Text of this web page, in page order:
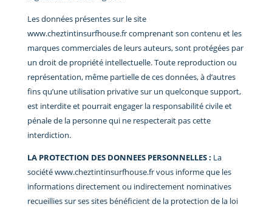
Les données présentes sur le site
www.cheztintinsurfhouse.fr comprenant son contenu et les
marques commerciales de leurs auteurs, sont protégées par
un droit de propriété intellectuelle. Toute reproduction ou
représentation, même partielle de ces données, à d’autres
fins qu’une utilisation privative sur un quelconque support,
est interdite et pourrait engager la responsabilité civile et
pénale de la personne qui ne respecterait pas cette
interdiction.
LA PROTECTION DES DONNEES PERSONNELLES : La
société www.cheztintinsurfhouse.fr vous informe que les
informations directement ou indirectement nominatives
recueillies sur ses sites bénéficient de la protection de la loi